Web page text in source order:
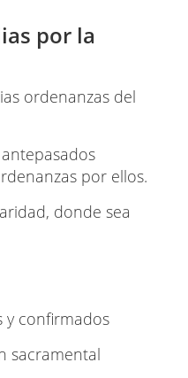
por la
ordenanzas del
por ellos.
donde sea
y confirmados
sacramental